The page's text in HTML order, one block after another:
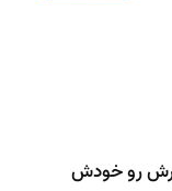
رو خودش